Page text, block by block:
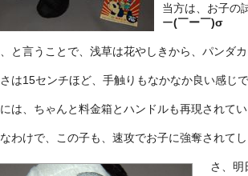
当方は、お子の
ー(￣ー￣)σ
と言うことで、浅草は花やしきから、パンダ
は15センチほど、手触りもなかなか良い感じ
は、ちゃんと料金箱とハンドルも再現されてい
わけで、この子も、速攻でお子に強奪されて
さ、明